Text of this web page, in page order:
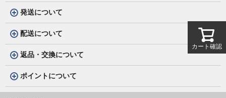
発送について
配送について
返品・交換について
ポイントについて
カート確認